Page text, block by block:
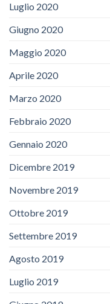
Luglio 2020
Giugno 2020
Maggio 2020
Aprile 2020
Marzo 2020
Febbraio 2020
Gennaio 2020
Dicembre 2019
Novembre 2019
Ottobre 2019
Settembre 2019
Agosto 2019
Luglio 2019